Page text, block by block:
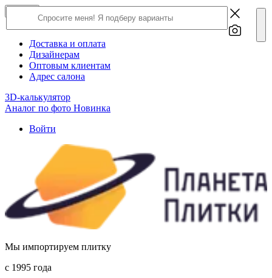
О компании
Доставка и оплата
Дизайнерам
Оптовым клиентам
Адрес салона
3D-калькулятор
Аналог по фото Новинка
Войти
Мы импортируем плитку
c 1995 года